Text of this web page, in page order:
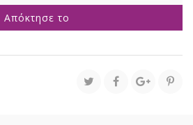
LED
ΡΟΖ
Απόκτησε το